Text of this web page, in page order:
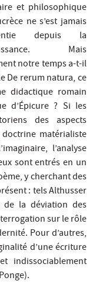
et philosophique
ne s’est jamais
depuis la
Mais
notre temps a-t-il
De rerum natura, ce
didactique romain
d’Épicure ? Si les
des aspects
matérialiste
l’analyse
sont entrés en un
y cherchant des
: tels Althusser
la déviation des
sur le rôle
Pour d’autres,
d’une écriture
indissociablement